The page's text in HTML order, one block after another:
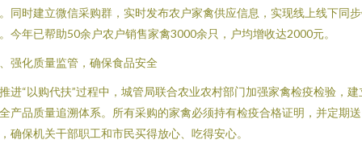
同时建立微信采购群，实时发布农户家禽供应信息，实现线上线下同
今年已帮助50余户农户销售家禽3000余只，户均增收达2000元。
强化质量监管，确保食品安全
进“以购代扶”过程中，城管局联合农业农村部门加强家禽检疫检验，建
产品质量追溯体系。所有采购的家禽必须持有检疫合格证明，并定期送
确保机关干部职工和市民买得放心、吃得安心。